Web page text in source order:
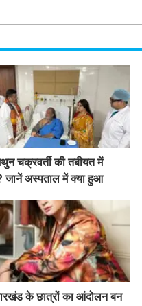
चक्रवर्ती की तबीयत में
जानें अस्पताल में क्या हुआ
के छात्रों का आंदोलन बन